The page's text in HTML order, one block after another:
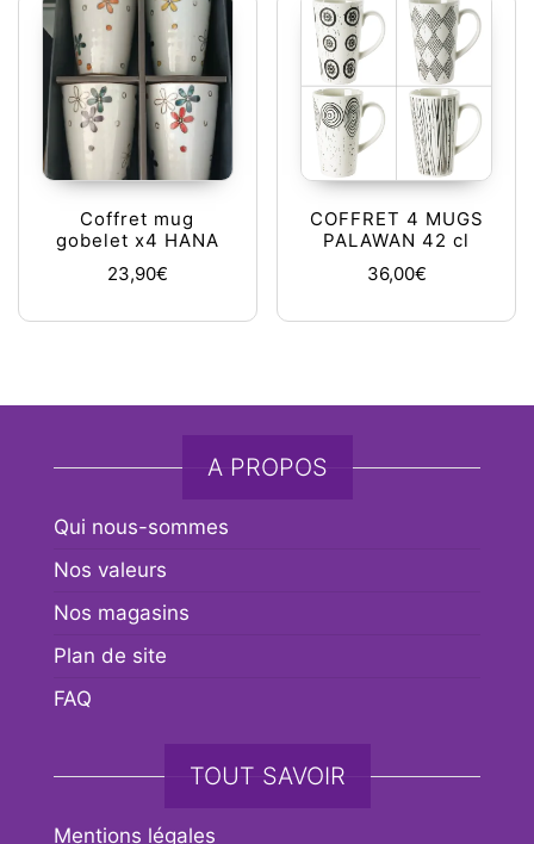
Coffret mug
gobelet x4 HANA
23,90€
COFFRET 4 MUGS
PALAWAN 42 cl
36,00€
A PROPOS
Qui nous-sommes
Nos valeurs
Nos magasins
Plan de site
FAQ
TOUT SAVOIR
Mentions légales